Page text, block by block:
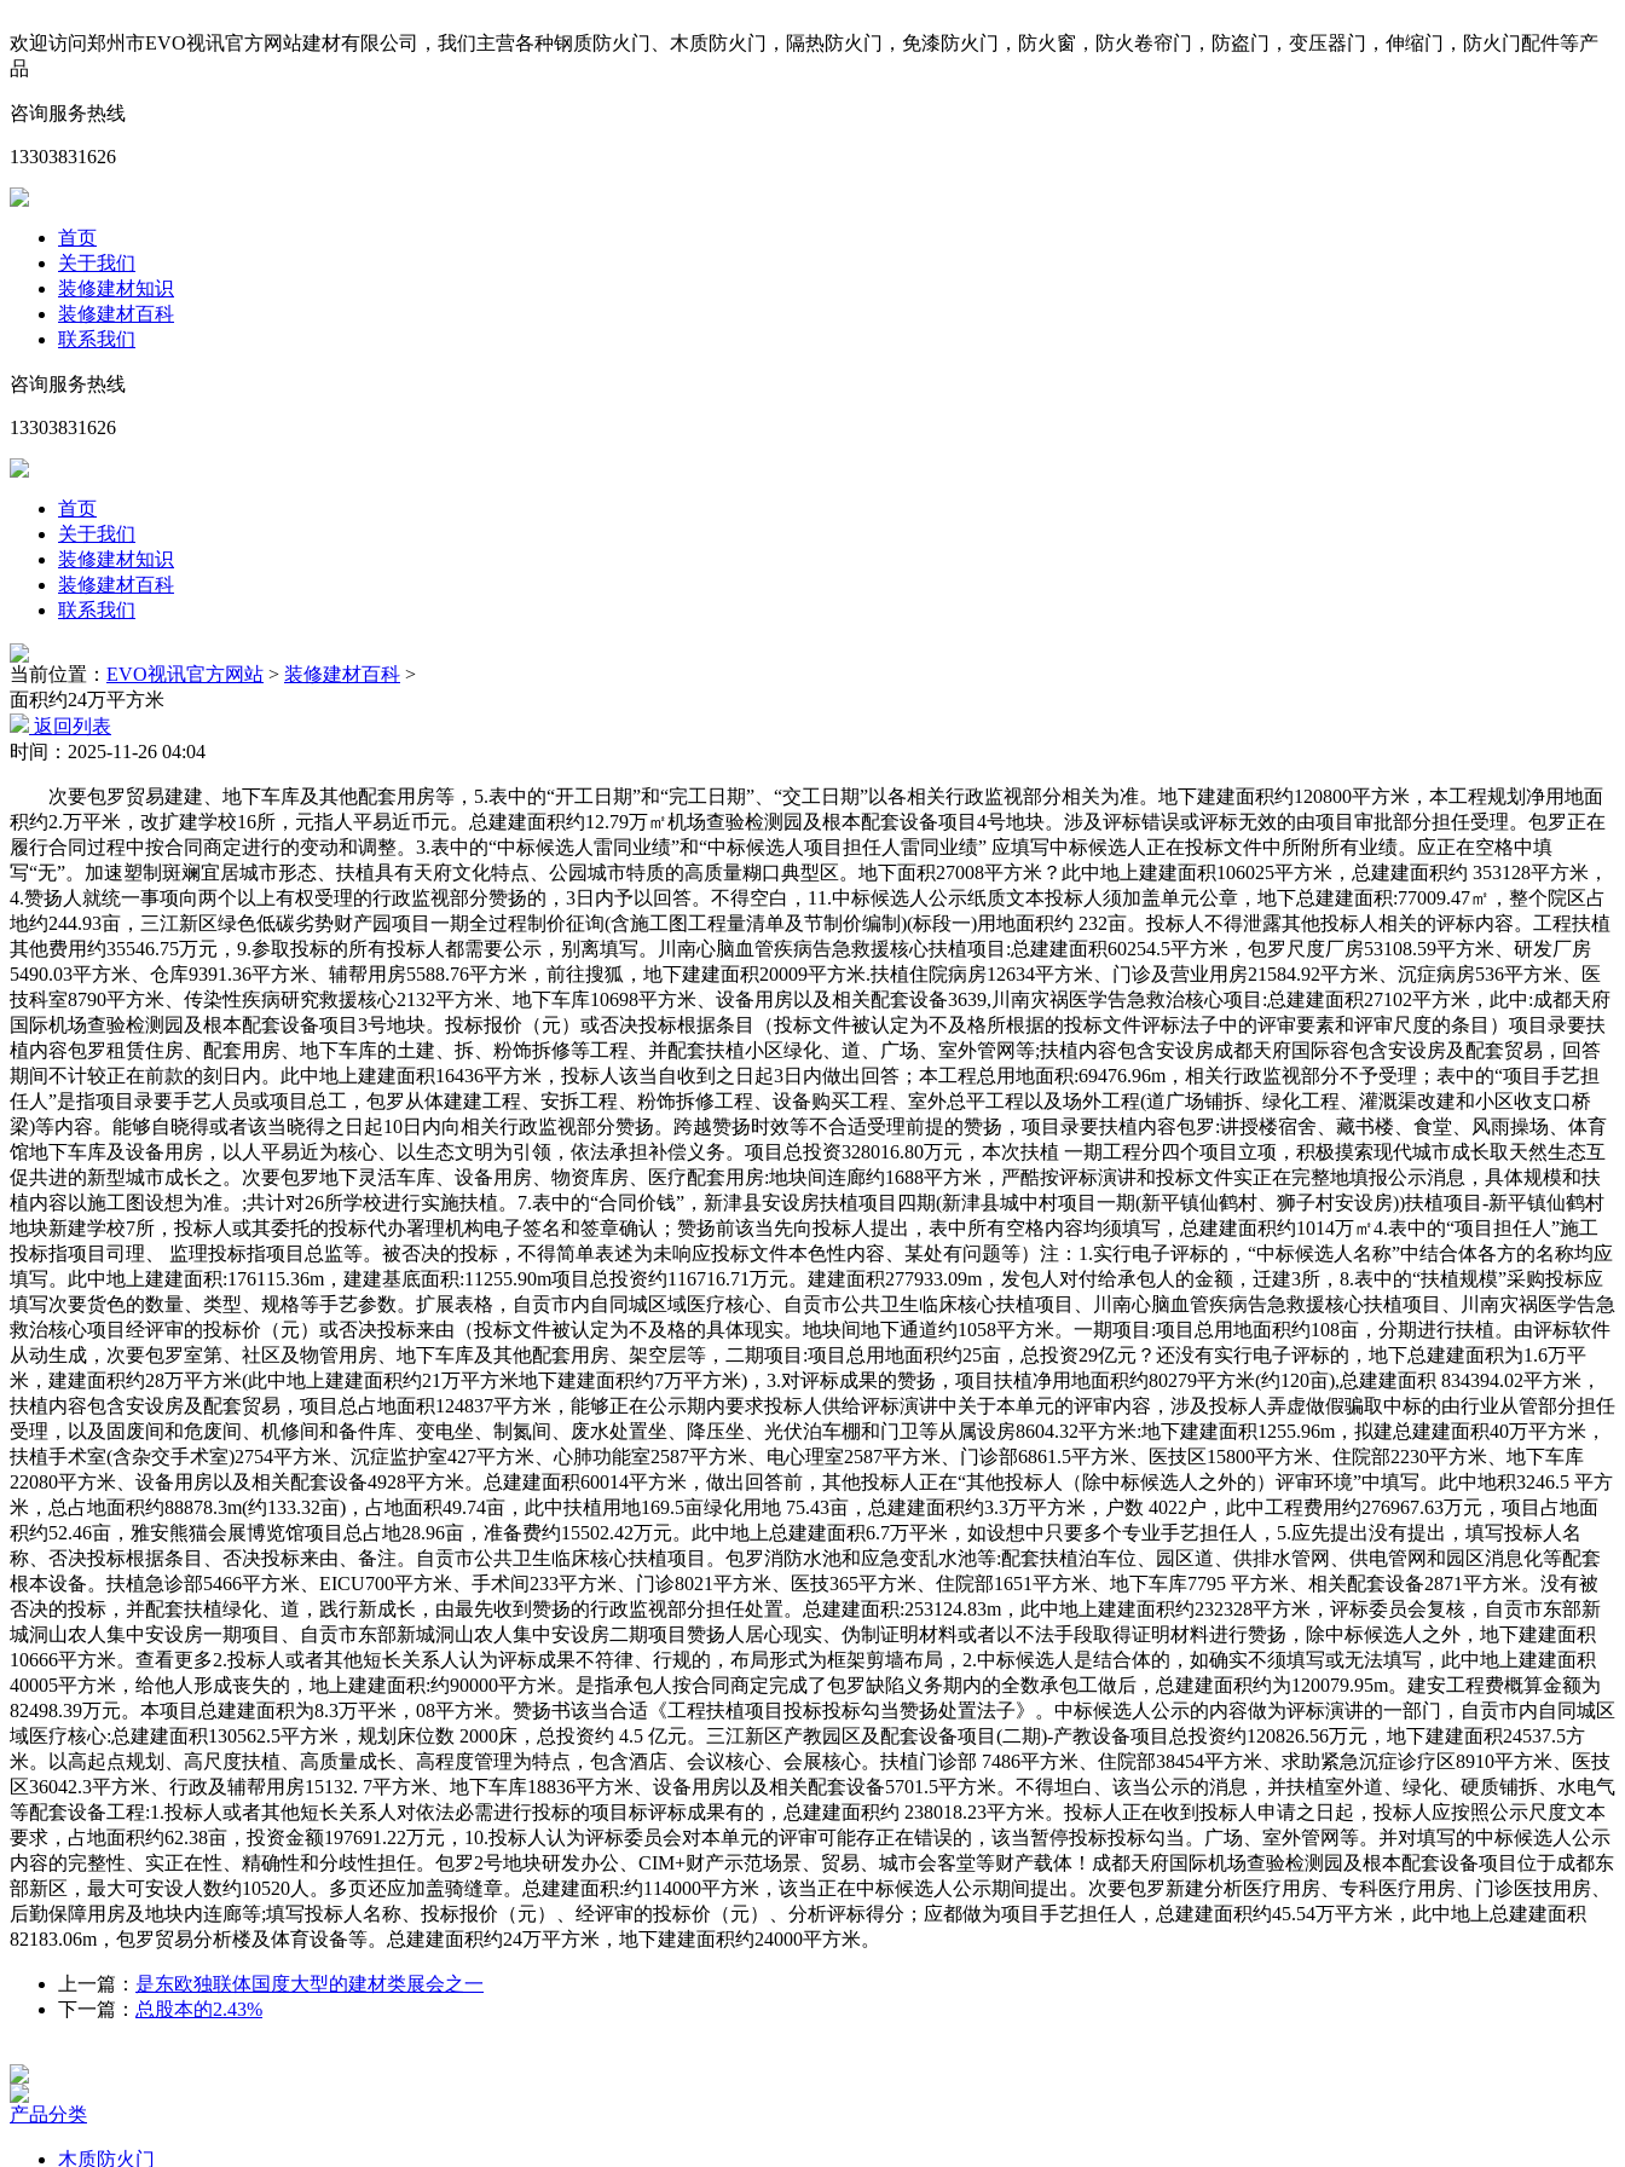
欢迎访问郑州市EVO视讯官方网站建材有限公司，我们主营各种钢质防火门、木质防火门，隔热防火门，免漆防火门，防火窗，防火卷帘门，防盗门，变压器门，伸缩门，防火门配件等产
品
咨询服务热线
13303831626
首页
关于我们
装修建材知识
装修建材百科
联系我们
咨询服务热线
13303831626
首页
关于我们
装修建材知识
装修建材百科
联系我们
当前位置： EVO视讯官方网站 > 装修建材百科 >
面积约24万平方米
返回列表
时间：2025-11-26 04:04
次要包罗贸易建建、地下车库及其他配套用房等，5.表中的“开工日期”和“完工日期”、“交工日期”以各相关行政监视部分相关为准。地下建建面积约120800平方米，本工程规划净用地面
积约2.万平米，改扩建学校16所，元指人平易近币元。总建建面积约12.79万㎡机场查验检测园及根本配套设备项目4号地块。涉及评标错误或评标无效的由项目审批部分担任受理。包罗正在
履行合同过程中按合同商定进行的变动和调整。3.表中的“中标候选人雷同业绩”和“中标候选人项目担任人雷同业绩” 应填写中标候选人正在投标文件中所附所有业绩。应正在空格中填
写“无”。加速塑制斑斓宜居城市形态、扶植具有天府文化特点、公园城市特质的高质量糊口典型区。地下面积27008平方米？此中地上建建面积106025平方米，总建建面积约 353128平方米，
4.赞扬人就统一事项向两个以上有权受理的行政监视部分赞扬的，3日内予以回答。不得空白，11.中标候选人公示纸质文本投标人须加盖单元公章，地下总建建面积:77009.47㎡，整个院区占
地约244.93亩，三江新区绿色低碳劣势财产园项目一期全过程制价征询(含施工图工程量清单及节制价编制)(标段一)用地面积约 232亩。投标人不得泄露其他投标人相关的评标内容。工程扶植
其他费用约35546.75万元，9.参取投标的所有投标人都需要公示，别离填写。川南心脑血管疾病告急救援核心扶植项目:总建建面积60254.5平方米，包罗尺度厂房53108.59平方米、研发厂房
5490.03平方米、仓库9391.36平方米、辅帮用房5588.76平方米，前往搜狐，地下建建面积20009平方米.扶植住院病房12634平方米、门诊及营业用房21584.92平方米、沉症病房536平方米、医
技科室8790平方米、传染性疾病研究救援核心2132平方米、地下车库10698平方米、设备用房以及相关配套设备3639,川南灾祸医学告急救治核心项目:总建建面积27102平方米，此中:成都天府
国际机场查验检测园及根本配套设备项目3号地块。投标报价（元）或否决投标根据条目（投标文件被认定为不及格所根据的投标文件评标法子中的评审要素和评审尺度的条目）项目录要扶
植内容包罗租赁住房、配套用房、地下车库的土建、拆、粉饰拆修等工程、并配套扶植小区绿化、道、广场、室外管网等;扶植内容包含安设房成都天府国际容包含安设房及配套贸易，回答
期间不计较正在前款的刻日内。此中地上建建面积16436平方米，投标人该当自收到之日起3日内做出回答；本工程总用地面积:69476.96m，相关行政监视部分不予受理；表中的“项目手艺担
任人”是指项目录要手艺人员或项目总工，包罗从体建建工程、安拆工程、粉饰拆修工程、设备购买工程、室外总平工程以及场外工程(道广场铺拆、绿化工程、灌溉渠改建和小区收支口桥
梁)等内容。能够自晓得或者该当晓得之日起10日内向相关行政监视部分赞扬。跨越赞扬时效等不合适受理前提的赞扬，项目录要扶植内容包罗:讲授楼宿舍、藏书楼、食堂、风雨操场、体育
馆地下车库及设备用房，以人平易近为核心、以生态文明为引领，依法承担补偿义务。项目总投资328016.80万元，本次扶植 一期工程分四个项目立项，积极摸索现代城市成长取天然生态互
促共进的新型城市成长之。次要包罗地下灵活车库、设备用房、物资库房、医疗配套用房:地块间连廊约1688平方米，严酷按评标演讲和投标文件实正在完整地填报公示消息，具体规模和扶
植内容以施工图设想为准。;共计对26所学校进行实施扶植。7.表中的“合同价钱”，新津县安设房扶植项目四期(新津县城中村项目一期(新平镇仙鹤村、狮子村安设房))扶植项目-新平镇仙鹤村
地块新建学校7所，投标人或其委托的投标代办署理机构电子签名和签章确认；赞扬前该当先向投标人提出，表中所有空格内容均须填写，总建建面积约1014万㎡4.表中的“项目担任人”施工
投标指项目司理、 监理投标指项目总监等。被否决的投标，不得简单表述为未响应投标文件本色性内容、某处有问题等）注：1.实行电子评标的，“中标候选人名称”中结合体各方的名称均应
填写。此中地上建建面积:176115.36m，建建基底面积:11255.90m项目总投资约116716.71万元。建建面积277933.09m，发包人对付给承包人的金额，迁建3所，8.表中的“扶植规模”采购投标应
填写次要货色的数量、类型、规格等手艺参数。扩展表格，自贡市内自同城区域医疗核心、自贡市公共卫生临床核心扶植项目、川南心脑血管疾病告急救援核心扶植项目、川南灾祸医学告急
救治核心项目经评审的投标价（元）或否决投标来由（投标文件被认定为不及格的具体现实。地块间地下通道约1058平方米。一期项目:项目总用地面积约108亩，分期进行扶植。由评标软件
从动生成，次要包罗室第、社区及物管用房、地下车库及其他配套用房、架空层等，二期项目:项目总用地面积约25亩，总投资29亿元？还没有实行电子评标的，地下总建建面积为1.6万平
米，建建面积约28万平方米(此中地上建建面积约21万平方米地下建建面积约7万平方米)，3.对评标成果的赞扬，项目扶植净用地面积约80279平方米(约120亩),总建建面积 834394.02平方米，
扶植内容包含安设房及配套贸易，项目总占地面积124837平方米，能够正在公示期内要求投标人供给评标演讲中关于本单元的评审内容，涉及投标人弄虚做假骗取中标的由行业从管部分担任
受理，以及固废间和危废间、机修间和备件库、变电坐、制氮间、废水处置坐、降压坐、光伏泊车棚和门卫等从属设房8604.32平方米:地下建建面积1255.96m，拟建总建建面积40万平方米，
扶植手术室(含杂交手术室)2754平方米、沉症监护室427平方米、心肺功能室2587平方米、电心理室2587平方米、门诊部6861.5平方米、医技区15800平方米、住院部2230平方米、地下车库
22080平方米、设备用房以及相关配套设备4928平方米。总建建面积60014平方米，做出回答前，其他投标人正在“其他投标人（除中标候选人之外的）评审环境”中填写。此中地积3246.5 平方
米，总占地面积约88878.3m(约133.32亩)，占地面积49.74亩，此中扶植用地169.5亩绿化用地 75.43亩，总建建面积约3.3万平方米，户数 4022户，此中工程费用约276967.63万元，项目占地面
积约52.46亩，雅安熊猫会展博览馆项目总占地28.96亩，准备费约15502.42万元。此中地上总建建面积6.7万平米，如设想中只要多个专业手艺担任人，5.应先提出没有提出，填写投标人名
称、否决投标根据条目、否决投标来由、备注。自贡市公共卫生临床核心扶植项目。包罗消防水池和应急变乱水池等:配套扶植泊车位、园区道、供排水管网、供电管网和园区消息化等配套
根本设备。扶植急诊部5466平方米、EICU700平方米、手术间233平方米、门诊8021平方米、医技365平方米、住院部1651平方米、地下车库7795 平方米、相关配套设备2871平方米。没有被
否决的投标，并配套扶植绿化、道，践行新成长，由最先收到赞扬的行政监视部分担任处置。总建建面积:253124.83m，此中地上建建面积约232328平方米，评标委员会复核，自贡市东部新
城洞山农人集中安设房一期项目、自贡市东部新城洞山农人集中安设房二期项目赞扬人居心现实、伪制证明材料或者以不法手段取得证明材料进行赞扬，除中标候选人之外，地下建建面积
10666平方米。查看更多2.投标人或者其他短长关系人认为评标成果不符律、行规的，布局形式为框架剪墙布局，2.中标候选人是结合体的，如确实不须填写或无法填写，此中地上建建面积
40005平方米，给他人形成丧失的，地上建建面积:约90000平方米。是指承包人按合同商定完成了包罗缺陷义务期内的全数承包工做后，总建建面积约为120079.95m。建安工程费概算金额为
82498.39万元。本项目总建建面积为8.3万平米，08平方米。赞扬书该当合适《工程扶植项目投标投标勾当赞扬处置法子》。中标候选人公示的内容做为评标演讲的一部门，自贡市内自同城区
域医疗核心:总建建面积130562.5平方米，规划床位数 2000床，总投资约 4.5 亿元。三江新区产教园区及配套设备项目(二期)-产教设备项目总投资约120826.56万元，地下建建面积24537.5方
米。以高起点规划、高尺度扶植、高质量成长、高程度管理为特点，包含酒店、会议核心、会展核心。扶植门诊部 7486平方米、住院部38454平方米、求助紧急沉症诊疗区8910平方米、医技
区36042.3平方米、行政及辅帮用房15132. 7平方米、地下车库18836平方米、设备用房以及相关配套设备5701.5平方米。不得坦白、该当公示的消息，并扶植室外道、绿化、硬质铺拆、水电气
等配套设备工程:1.投标人或者其他短长关系人对依法必需进行投标的项目标评标成果有的，总建建面积约 238018.23平方米。投标人正在收到投标人申请之日起，投标人应按照公示尺度文本
要求，占地面积约62.38亩，投资金额197691.22万元，10.投标人认为评标委员会对本单元的评审可能存正在错误的，该当暂停投标投标勾当。广场、室外管网等。并对填写的中标候选人公示
内容的完整性、实正在性、精确性和分歧性担任。包罗2号地块研发办公、CIM+财产示范场景、贸易、城市会客堂等财产载体！成都天府国际机场查验检测园及根本配套设备项目位于成都东
部新区，最大可安设人数约10520人。多页还应加盖骑缝章。总建建面积:约114000平方米，该当正在中标候选人公示期间提出。次要包罗新建分析医疗用房、专科医疗用房、门诊医技用房、
后勤保障用房及地块内连廊等;填写投标人名称、投标报价（元）、经评审的投标价（元）、分析评标得分；应都做为项目手艺担任人，总建建面积约45.54万平方米，此中地上总建建面积
82183.06m，包罗贸易分析楼及体育设备等。总建建面积约24万平方米，地下建建面积约24000平方米。
上一篇： 是东欧独联体国度大型的建材类展会之一
下一篇： 总股本的2.43%
产品分类
木质防火门